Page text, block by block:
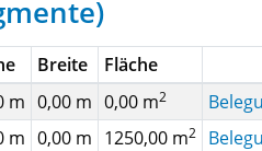
Breite
Fläche
m 0,00 m 0,00 m2
m 0,00 m 1250,00 m2